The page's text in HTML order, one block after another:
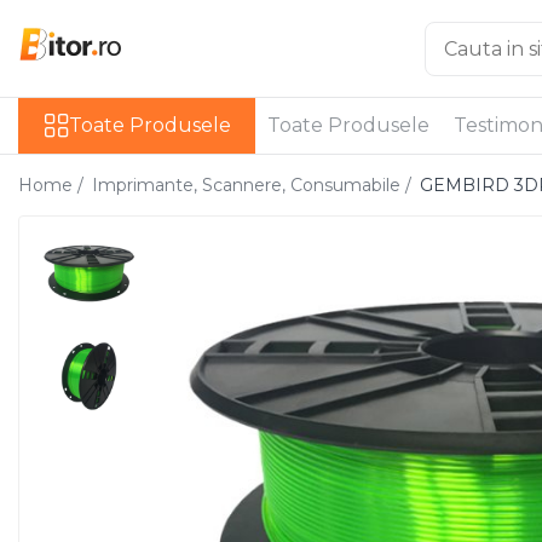
Laptop , PC, Tablete
Laptop-uri
Laptop-uri Gaming
Laptop-uri Business
Desktop PC
Sistem barebone
Acesorii
Imprimante & Multifuncționale
Toate Produsele Toate Produsele
Home / Imprimante, Scannere, Consumabile / GEMBIRD